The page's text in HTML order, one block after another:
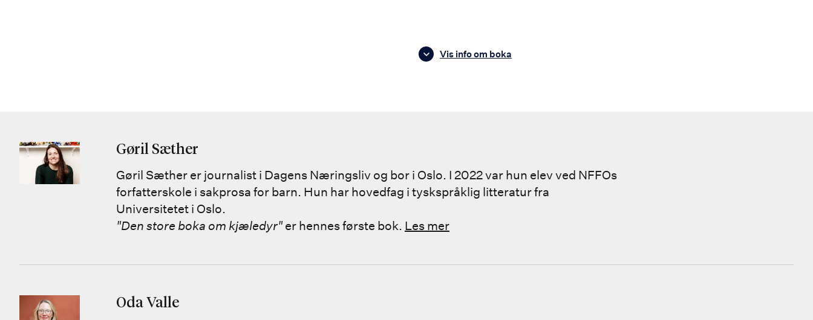
Vis info om boka
Gøril Sæther
Gøril Sæther er journalist i Dagens Næringsliv og bor i Oslo. I 2022 var hun elev ved NFFOs
forfatterskole i sakprosa for barn. Hun har hovedfag i tyskspråklig litteratur fra
Universitetet i Oslo.
"Den store boka om kjæledyr"er hennes første bok. Les mer
Oda Valle